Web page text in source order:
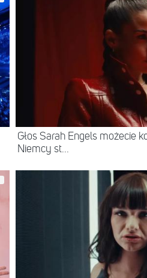
Głos Sarah Engels możecie
Niemcy st...